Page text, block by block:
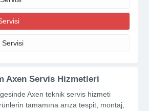
Servisi
Axen Servis Hizmetleri
Axen teknik servis hizmeti
tamamına arıza tespit, montaj,